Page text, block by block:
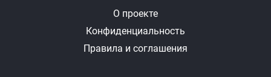
О проекте
Конфиденциальность
Правила и соглашения